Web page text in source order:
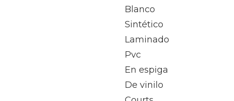
Blanco
Sintético
Laminado
Pvc
En espiga
De vinilo